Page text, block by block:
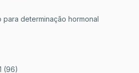
para determinação hormonal
(96)